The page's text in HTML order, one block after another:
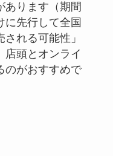
あります（期間
に先行して全国
れる可能性」
店頭とオンライ
のがおすすめで